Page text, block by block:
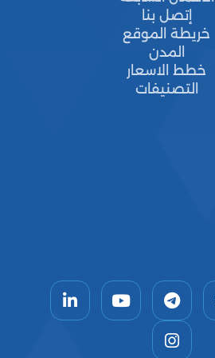
إتصل بنا
خريطة الموقع
المدن
خطط الاسعار
التصنيفات